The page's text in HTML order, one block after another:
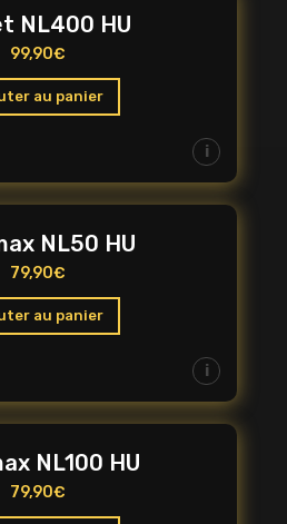
NL400 HU
99,90€
au panier
i
NL50 HU
79,90€
au panier
i
NL100 HU
79,90€